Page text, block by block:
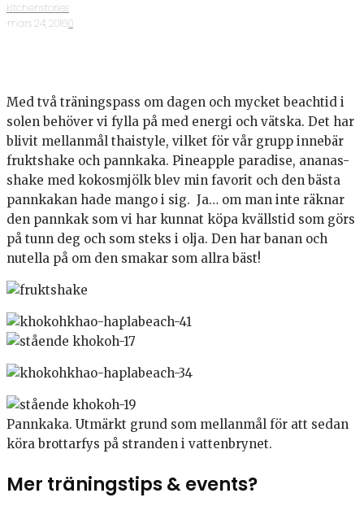
kitchenstories
·mars 24, 2016·0
Med två träningspass om dagen och mycket beachtid i
solen behöver vi fylla på med energi och vätska. Det har
blivit mellanmål thaistyle, vilket för vår grupp innebär
fruktshake och pannkaka. Pineapple paradise, ananas-
shake med kokosmjölk blev min favorit och den bästa
pannkakan hade mango i sig. Ja… om man inte räknar
den pannkak som vi har kunnat köpa kvällstid som görs
på tunn deg och som steks i olja. Den har banan och
nutella på om den smakar som allra bäst!
Pannkaka. Utmärkt grund som mellanmål för att sedan
köra brottarfys på stranden i vattenbrynet.
Mer träningstips & events?